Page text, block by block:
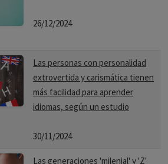
26/12/2024
Las personas con personalidad
extrovertida y carismática tienen
más facilidad para aprender
idiomas, según un estudio
30/11/2024
Las generaciones 'milenial' y 'Z'